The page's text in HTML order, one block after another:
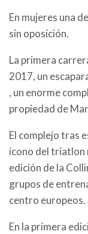
En mujeres una
sin oposición.
La primera
2017, un
, un enorme
propiedad de
El complejo tras
icono del triatlon
edición de la
grupos de
centro europeos.
En la primera